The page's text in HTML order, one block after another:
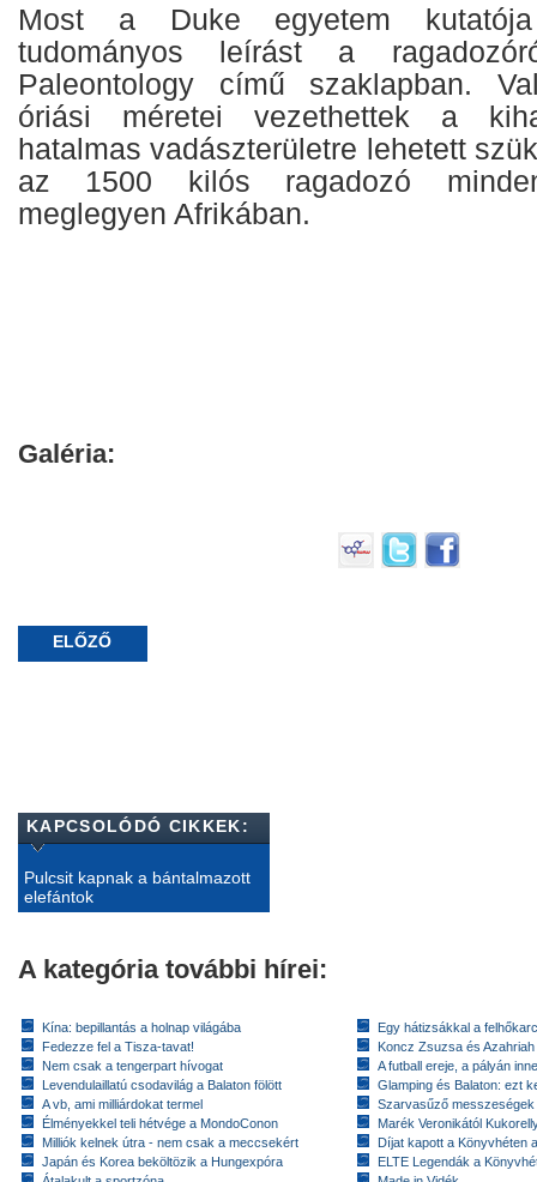
Most a Duke egyetem
tudományos leírást a
Paleontology című szaklapban.
óriási méretei vezethettek a
hatalmas vadászterületre lehetett
az 1500 kilós ragadozó
meglegyen Afrikában.
Galéria:
ELŐZŐ
KAPCSOLÓDÓ CIKKEK:
Pulcsit kapnak a bántalmazott
elefántok
A kategória további hírei:
Kína: bepillantás a holnap világába
Fedezze fel a Tisza-tavat!
Nem csak a tengerpart hívogat
Levendulaillatú csodavilág a Balaton fölött
A vb, ami milliárdokat termel
Élményekkel teli hétvége a MondoConon
Milliók kelnek útra - nem csak a meccsekért
Japán és Korea beköltözik a Hungexpóra
Egy hátizsákkal a
Koncz Zsuzsa és
A futball ereje, a pályán
Glamping és Balaton: ezt
Szarvasűző messzeségek
Marék Veronikától
Díjat kapott a Könyvhéten
ELTE Legendák a